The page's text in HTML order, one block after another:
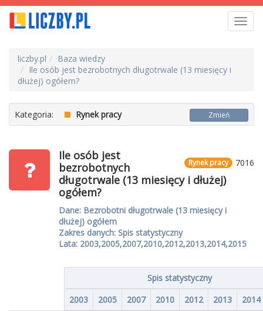
liczby.pl
Baza wiedzy
Ile osób jest bezrobotnych długotrwale (13 miesięcy i
dłużej) ogółem?
Kategoria: Rynek pracy Zmień
7016
Rynek pracy
Ile osób jest
bezrobotnych
długotrwale (13 miesięcy i dłużej)
ogółem?
Dane: Bezrobotni długotrwale (13 miesięcy i
dłużej) ogółem
Zakres danych: Spis statystyczny
Lata: 2003,2005,2007,2010,2012,2013,2014,2015
Spis statystyczny
2003
2005 2007 2010 2012 2013
2014